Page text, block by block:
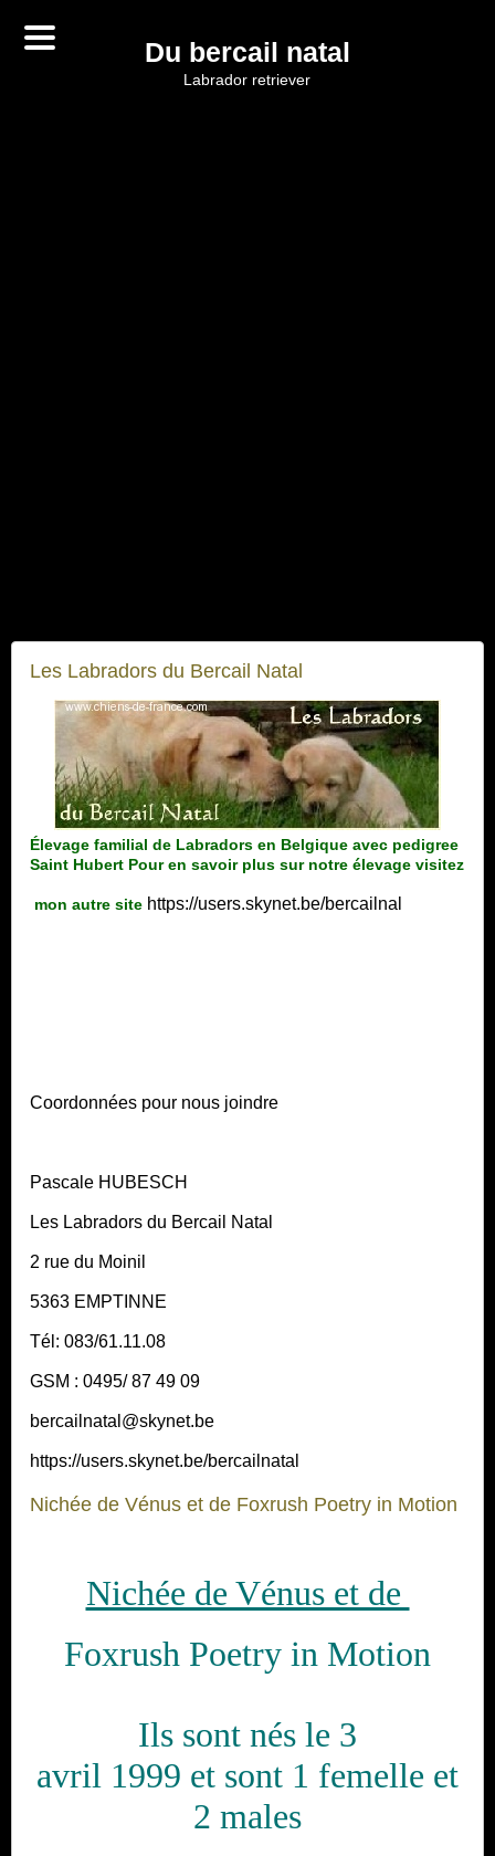
Du bercail natal
labrador retriever
Les Labradors du Bercail Natal
Élevage familial de Labradors en Belgique avec pedigree
Saint Hubert Pour en savoir plus sur notre élevage visitez
mon autre site https://users.skynet.be/bercailnal
Coordonnées pour nous joindre
Pascale HUBESCH
Les Labradors du Bercail Natal
2 rue du Moinil
5363 EMPTINNE
Tél: 083/61.11.08
GSM : 0495/ 87 49 09
bercailnatal@skynet.be
https://users.skynet.be/bercailnatal
Nichée de Vénus et de Foxrush Poetry in Motion
Nichée de Vénus et de
Foxrush Poetry in Motion
Ils sont nés le 3
avril 1999 et sont 1 femelle et
2 males